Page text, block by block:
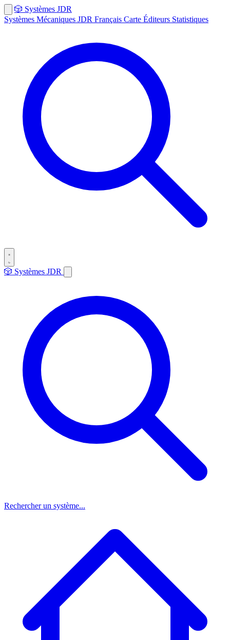
🎲 Systèmes JDR
Systèmes Mécaniques JDR Français Carte Éditeurs Statistiques
🎲 Systèmes JDR
Rechercher un système...